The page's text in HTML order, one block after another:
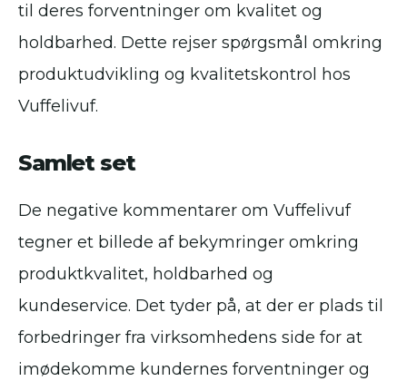
til deres forventninger om kvalitet og
holdbarhed. Dette rejser spørgsmål omkring
produktudvikling og kvalitetskontrol hos
Vuffelivuf.
Samlet set
De negative kommentarer om Vuffelivuf
tegner et billede af bekymringer omkring
produktkvalitet, holdbarhed og
kundeservice. Det tyder på, at der er plads til
forbedringer fra virksomhedens side for at
imødekomme kundernes forventninger og